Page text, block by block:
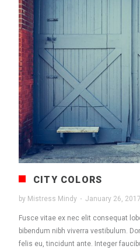
CITY COLORS
by Mistress Mindy · January 26, 2017
Fusce vitae ex nec elit consequat
bibendum nibh viverra vestibulum.
felis eu, tincidunt ante. Integer